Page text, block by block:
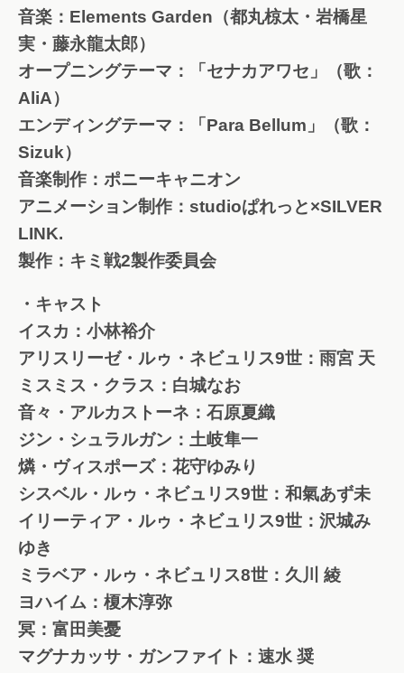
音楽：Elements Garden（都丸椋太・岩橋星
実・藤永龍太郎）
オープニングテーマ：「セナカアワセ」（歌：
AliA）
エンディングテーマ：「Para Bellum」（歌：
Sizuk）
音楽制作：ポニーキャニオン
アニメーション制作：studioぱれっと×SILVER
LINK.
製作：キミ戦2製作委員会
・キャスト
イスカ：小林裕介
アリスリーゼ・ルゥ・ネビュリス9世：雨宮 天
ミスミス・クラス：白城なお
音々・アルカストーネ：石原夏織
ジン・シュラルガン：土岐隼一
燐・ヴィスポーズ：花守ゆみり
シスベル・ルゥ・ネビュリス9世：和氣あず未
イリーティア・ルゥ・ネビュリス9世：沢城み
ゆき
ミラベア・ルゥ・ネビュリス8世：久川 綾
ヨハイム：榎木淳弥
冥：富田美憂
マグナカッサ・ガンファイト：速水 奨